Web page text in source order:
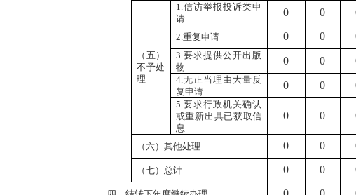
（五）
不予处
理
1.信访举报投诉类申
请
0 0
2.重复申请 0 0
3.要求提供公开出版
物
0 0
4.无正当理由大量反
复申请
0 0
5.要求行政机关确认
或重新出具已获取信
息
0 0
（六）其他处理 0 0
（七）总计 0 0